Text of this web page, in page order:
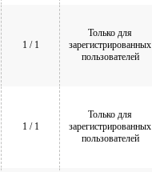
1 / 1
Только для
зарегистрированных
пользователей
1 / 1
Только для
зарегистрированных
пользователей